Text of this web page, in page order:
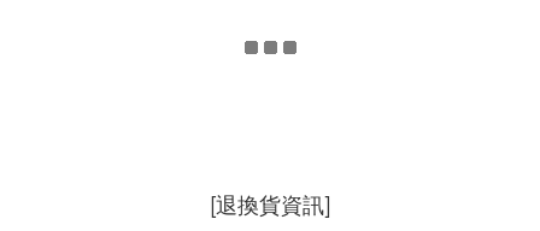
[退換貨資訊]